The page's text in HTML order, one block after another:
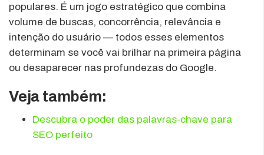
populares. É um jogo estratégico que combina
volume de buscas, concorrência, relevância e
intenção do usuário — todos esses elementos
determinam se você vai brilhar na primeira página
ou desaparecer nas profundezas do Google.
Veja também:
Descubra o poder das palavras-chave para
SEO perfeito